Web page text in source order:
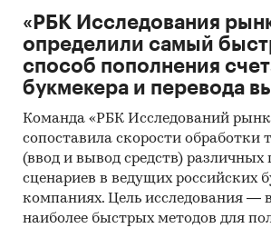
официальной статистики по
населения.
Данные по розничным
рублях в фактических ценах
НДС и другие аналогичные
платежи). Учтена только
населению (стоимость товаров,
юридическим лицам и
предпринимателям, не
«РБК Исследования
определили самый
способ пополнения
букмекера и перевода
Команда «РБК Исследований
сопоставила скорости обработки
(ввод и вывод средств)
сценариев в ведущих российских
компаниях. Цель исследования —
наиболее быстрых методов для